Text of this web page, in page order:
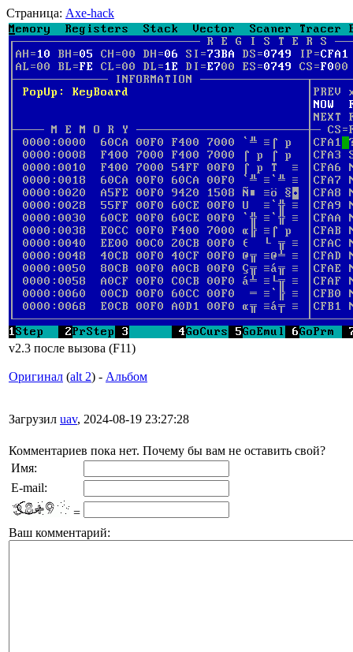
Страница: Axe-hack
v2.3 после вызова (F11)
Оригинал (alt 2) - Альбом
Загрузил uav, 2024-08-19 23:27:28
Комментариев пока нет. Почему бы вам не оставить свой?
Имя:
E-mail:
=
Ваш комментарий: